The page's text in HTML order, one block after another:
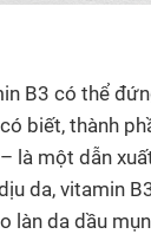
B3 có thể
biết, thành
là một dẫn
da, vitamin
làn da dầu